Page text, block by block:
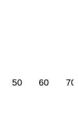
50 60 70